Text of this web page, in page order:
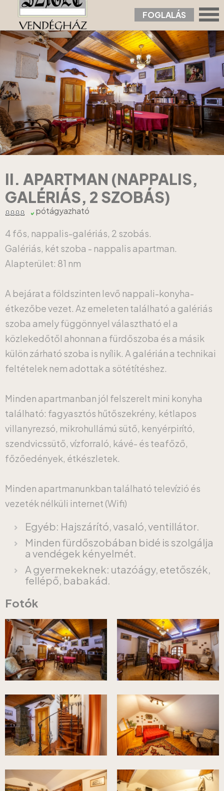
FOGLALÁS
Nyitólap › Apartmanok › II. Apartman (nappalis, galériás, 2 szobás)
II. APARTMAN (NAPPALIS,
GALÉRIÁS, 2 SZOBÁS)
pótágyazható
4 fős, nappalis-galériás, 2 szobás.
Galériás, két szoba - nappalis apartman.
Alapterület: 81 nm
A bejárat a földszinten levő nappali-konyha-
étkezőbe vezet. Az emeleten található a galériás
szoba amely függönnyel választható el a
közlekedőtől ahonnan a fürdőszoba és a másik
külön zárható szoba is nyílik. A galérián a technikai
feltételek nem adottak a sötétítéshez.
Minden apartmanban jól felszerelt mini konyha
található: fagyasztós hűtőszekrény, kétlapos
villanyrezsó, mikrohullámú sütő, kenyérpirító,
szendvicssütő, vízforraló, kávé- és teafőző,
főzőedények, étkészletek.
Minden apartmanunkban található televízió és
vezeték nélküli internet (Wifi)
Egyéb: Hajszárító, vasaló, ventillátor.
Minden fürdőszobában bidé is szolgálja
a vendégek kényelmét.
A gyermekeknek: utazóágy, etetőszék,
fellépő, babakád.
Fotók